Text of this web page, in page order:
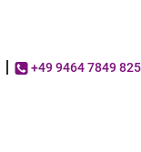
+49 9464 7849 825